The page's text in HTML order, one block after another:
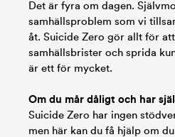
Det är fyra om dagen.
samhällsproblem som vi
åt. Suicide Zero gör allt för
samhällsbrister och sprida
är ett för mycket.
Om du mår dåligt och har
Suicide Zero har ingen
men här kan du få hjälp om